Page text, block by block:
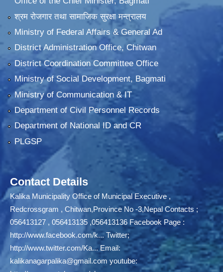
श्रम रोजगार तथा सामाजिक सुरक्षा मन्त्रालय
Ministry of Federal Affairs & General Ad
District Administration Office, Chitwan
District Coordination Committee Office
Ministry of Social Development, Bagmati
Ministry of Communication & IT
Department of Civil Personnel Records
Department of National ID and CR
PLGSP
Contact Details
Kalika Municipality Office of Municipal Executive ,
Redcrossgram , Chitwan,Province No -3,Nepal Contacts ;
056413127 , 056413135 ,056413136 Facebook Page :
http://www.facebook.com/k...Twitter;
http://www.twitter.com/Ka...Email:
kalikanagarpalika@gmail.com youtube: